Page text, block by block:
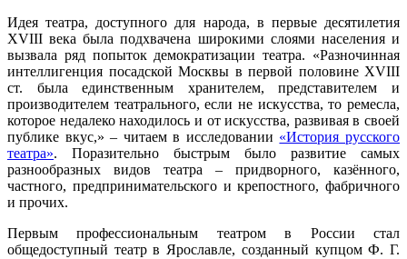
Идея театра, доступного для народа, в первые десятилетия
XVIII века была подхвачена широкими слоями населения и
вызвала ряд попыток демократизации театра. «Разночинная
интеллигенция посадской Москвы в первой половине XVIII
ст. была единственным хранителем, представителем и
производителем театрального, если не искусства, то ремесла,
которое недалеко находилось и от искусства, развивая в своей
публике вкус,» – читаем в исследовании «История русского
театра». Поразительно быстрым было развитие самых
разнообразных видов театра – придворного, казённого,
частного, предпринимательского и крепостного, фабричного
и прочих.
Первым профессиональным театром в России стал
общедоступный театр в Ярославле, созданный купцом Ф. Г.